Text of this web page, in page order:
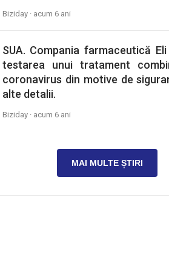
Biziday · acum 6 ani
SUA. Compania farmaceutică
testarea unui tratament
coronavirus din motive de
alte detalii.
Biziday · acum 6 ani
MAI MULTE ȘTIRI